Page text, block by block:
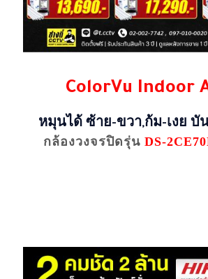
ColorVu Indoor
หมุนได้ ซ้าย-ขวา,ก้ม-เงย บั
กล้องวงจรปิดรุ่น DS-